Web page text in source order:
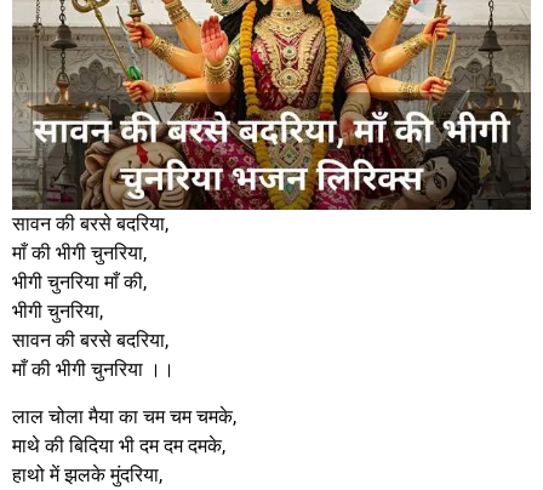
सावन की बरसे बदरिया,
माँ की भीगी चुनरिया,
भीगी चुनरिया माँ की,
भीगी चुनरिया,
सावन की बरसे बदरिया,
माँ की भीगी चुनरिया ।।
लाल चोला मैया का चम चम चमके,
माथे की बिदिया भी दम दम दमके,
हाथो में झलके मुंदरिया,